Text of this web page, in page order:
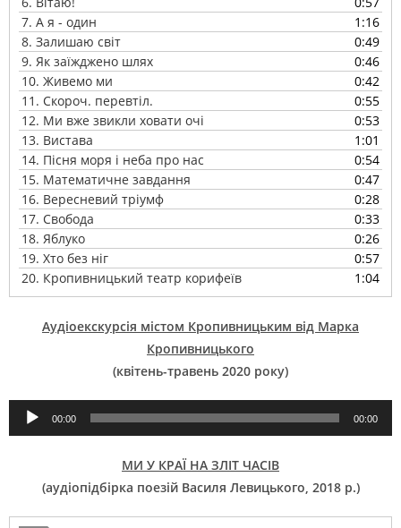
7. А я - один
1:16
8. Залишаю світ
0:49
9. Як заїжджено шлях
0:46
10. Живемо ми
0:42
11. Скороч. перевтіл.
0:55
12. Ми вже звикли ховати очі
0:53
13. Вистава
1:01
14. Пісня моря і неба про нас
0:54
15. Математичне завдання
0:47
16. Вересневий тріумф
0:28
17. Свобода
0:33
18. Яблуко
0:26
19. Хто без ніг
0:57
20. Кропивницький театр корифеїв 1:04
Аудіоекскурсія містом Кропивницьким від Марка
Кропивницького
(квітень-травень 2020 року)
Аудіопрогравач
00:00 00:00
МИ У КРАЇ НА ЗЛІТ ЧАСІВ
(аудіопідбірка поезій Василя Левицького, 2018 р.)